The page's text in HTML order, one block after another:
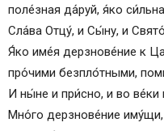
поле́зная да́руй, я́ко
Сла́ва Отцу́, и Сы́ну, и
Я́ко име́я дерзнове́ние к
про́чими безпло́тными,
И ны́не и при́сно, и во ве́ки
Мно́го дерзнове́ние